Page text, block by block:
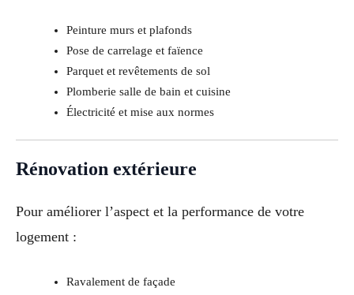
Peinture murs et plafonds
Pose de carrelage et faïence
Parquet et revêtements de sol
Plomberie salle de bain et cuisine
Électricité et mise aux normes
Rénovation extérieure
Pour améliorer l’aspect et la performance de votre
logement :
Ravalement de façade